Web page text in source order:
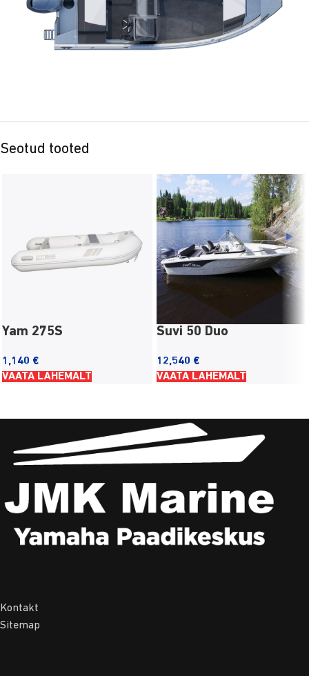
Seotud tooted
Yam 275S
1,140 €
VAATA LÄHEMALT
Suvi 50 Duo
12,540 €
VAATA LÄHEMALT
Kontakt
Sitemap